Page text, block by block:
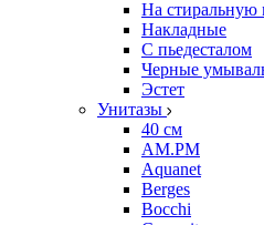
На
Накладные
С пьедесталом
Черные
Эстет
Унитазы
40 см
AM.PM
Aquanet
Berges
Bocchi